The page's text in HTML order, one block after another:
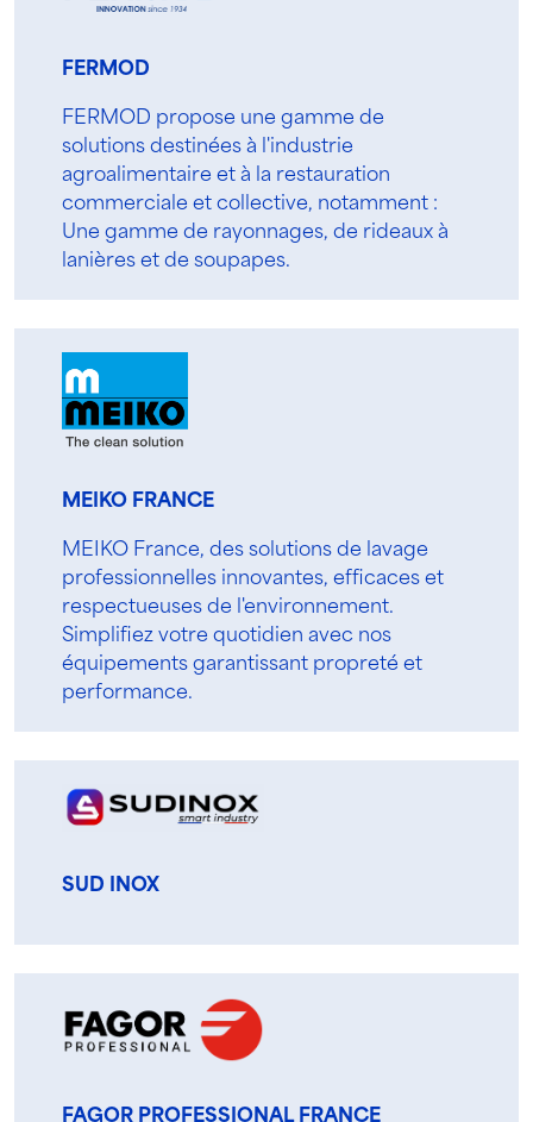
FERMOD
FERMOD propose une gamme de
solutions destinées à l'industrie
agroalimentaire et à la restauration
commerciale et collective, notamment :
Une gamme de rayonnages, de rideaux à
lanières et de soupapes.
MEIKO FRANCE
MEIKO France, des solutions de lavage
professionnelles innovantes, efficaces et
respectueuses de l'environnement.
Simplifiez votre quotidien avec nos
équipements garantissant propreté et
performance.
SUD INOX
FAGOR PROFESSIONAL FRANCE